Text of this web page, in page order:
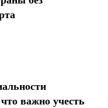
важно учесть